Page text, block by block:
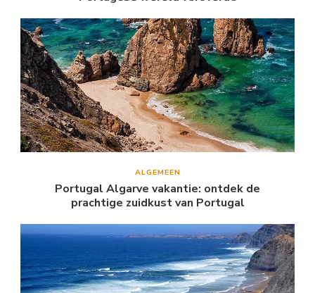
ALGEMEEN
Portugal Algarve vakantie: ontdek de
prachtige zuidkust van Portugal